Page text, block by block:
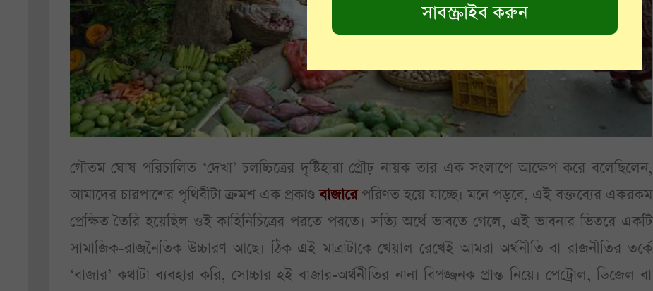
গৌতম ঘোষ পরিচালিত ‘দেখা’ চলচ্চিত্রের দৃষ্টিহারা প্রৌঢ় নায়ক তার এক সংলাপে আক্ষেপ করে বলেছিলেন,
আমাদের চারপাশের পৃথিবীটা ক্রমশ এক প্রকাণ্ডবাজারেপরিণত হয়ে যাচ্ছে। মনে পড়বে, এই বক্তব্যের একরকম
প্রেক্ষিত তৈরি হয়েছিল ওই কাহিনিচিত্রের পরতে পরতে। সত্যি অর্থে ভাবতে গেলে, এই ভাবনার ভিতরে একটি
সামাজিক-রাজনৈতিক উচ্চারণ আছে। ঠিক এই মাত্রাটাকে খেয়াল রেখেই আমরা অর্থনীতি বা রাজনীতির তর্কে
‘বাজার’ কথাটা ব্যবহার করি, সোচ্চার হই বাজার-অর্থনীতির নানা বিপজ্জনক প্রান্ত নিয়ে। পেট্রোল, ডিজেল বা